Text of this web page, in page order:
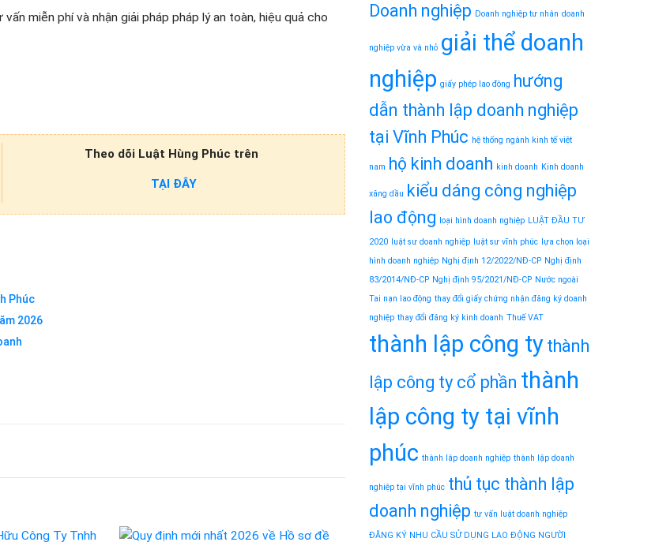
miễn phí và nhận giải pháp pháp lý an toàn, hiệu quả cho
Theo dõi Luật Hùng Phúc trên
TẠI ĐÂY
Phúc
2026
Doanh nghiệp Doanh nghiệp tư nhân doanh
nghiệp vừa và nhỏ giải thể doanh
nghiệp giấy phép lao động
hướng
dẫn thành lập doanh nghiệp
tại Vĩnh Phúc hệ thống ngành kinh tế việt
nam hộ kinh doanh kinh doanh Kinh doanh
xăng dầu
kiểu dáng công nghiệp
lao động
loại hình doanh nghiệp LUẬT ĐẦU TƯ
2020 luật sư doanh nghiệp luật sư vĩnh phúc
lựa chọn loại
hình doanh nghiệp Nghị định 12/2022/NĐ-CP Nghị định
83/2014/NĐ-CP Nghị định 95/2021/NĐ-CP Nước ngoài
Tai nạn lao động thay đổi giấy chứng nhận đăng ký doanh
nghiệp thay đổi đăng ký kinh doanh Thuế VAT
thành lập công ty thành
lập công ty cổ phần thành
lập công ty tại vĩnh
phúc thành lập doanh nghiệp thành lập doanh
nghiệp tại vĩnh phúc thủ tục thành lập
doanh nghiệp tư vấn luật doanh nghiệp
ĐĂNG KÝ NHU CẦU SỬ DỤNG LAO ĐỘNG NGƯỜI